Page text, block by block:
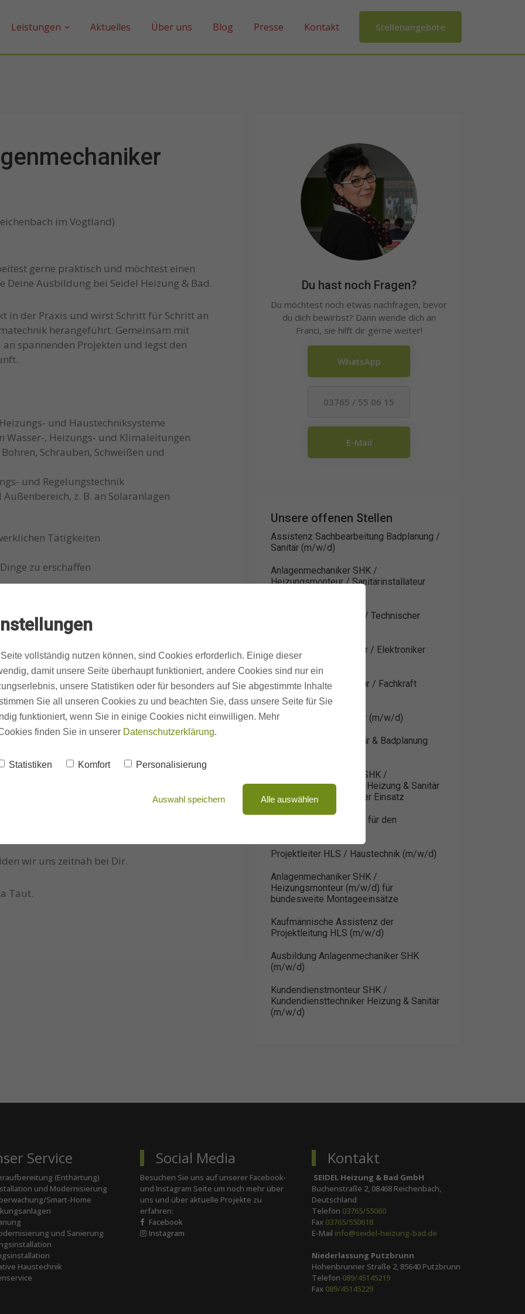
Leistungen Aktuelles Über uns Blog Presse Kontakt Stellenangebote
im Vogtland)
gerne praktisch und möchtest einen
Deine Ausbildung bei Seidel Heizung & Bad.
in der Praxis und wirst Schritt für Schritt an
herangeführt. Gemeinsam mit
spannenden Projekten und legst den
und Haustechniksysteme
Wasser-, Heizungs- und Klimaleitungen
Schrauben, Schweißen und
und Regelungstechnik
z. B. an Solaranlagen
Tätigkeiten
zu erschaffen
Ausbildung
Vorbereitung
Team
Projekte
erfolgreichem Ausbildungsabschluss
Sende uns einfach Deinen
E-Mail an
Du bei uns ganz unkompliziert einen
einfach eine kurze E-Mail.
wir uns zeitnah bei Dir.
Taut.
Du hast noch Fragen?
Du möchtest noch etwas nachfragen, bevor
du dich bewirbst? Dann wende dich an
Franci, sie hilft dir gerne weiter!
WhatsApp
03765 / 55 06 15
E-Mail
Unsere offenen Stellen
Assistenz Sachbearbeitung Badplanung /
Sanitär (m/w/d)
Anlagenmechaniker SHK /
Heizungsmonteur / Sanitärinstallateur
Technische Zeichnerin / Technischer
Kundendienst Elektriker / Elektroniker
(m/w/d)
Wärmepumpen-Monteur / Fachkraft
Wärmepumpe (m/w/d)
Elektriker / Elektroniker (m/w/d)
Sachbearbeitung Sanitär & Badplanung
Kundendienstmonteur SHK /
Kundendiensttechniker Heizung & Sanitär
(m/w/d) – bundesweiter Einsatz
Elektriker HLS (m/w/d) für den
Projektleiter HLS / Haustechnik (m/w/d)
Anlagenmechaniker SHK /
Heizungsmonteur (m/w/d) für
bundesweite Montageeinsätze
Kaufmännische Assistenz der
Projektleitung HLS (m/w/d)
Ausbildung Anlagenmechaniker SHK
(m/w/d)
Kundendienstmonteur SHK /
Kundendiensttechniker Heizung & Sanitär
(m/w/d)
Service
(Enthärtung)
und Modernisierung
Smart-Home
und Sanierung
Haustechnik
Social Media
Besuchen Sie uns auf unserer Facebook-
und Instagram Seite um noch mehr über
uns und über aktuelle Projekte zu
erfahren:
Facebook
Instagram
Kontakt
SEIDEL Heizung & Bad GmbH
Buchenstraße 2, 08468 Reichenbach,
Deutschland
Telefon 03765/55060
Fax 03765/550618
E-Mail info@seidel-heizung-bad.de
Niederlassung Putzbrunn
Hohenbrunner Straße 2, 85640 Putzbrunn
Telefon 089/45145219
Fax 089/45145229
vollständig nutzen können, sind Cookies erforderlich. Einige dieser
damit unsere Seite überhaupt funktioniert, andere Cookies sind nur ein
unsere Statistiken oder für besonders auf Sie abgestimmte Inhalte
Sie all unseren Cookies zu und beachten Sie, dass unsere Seite für Sie
funktioniert, wenn Sie in einige Cookies nicht einwilligen. Mehr
finden Sie in unserer Datenschutzerklärung.
Statistiken Komfort Personalisierung
Auswahl speichern Alle auswählen